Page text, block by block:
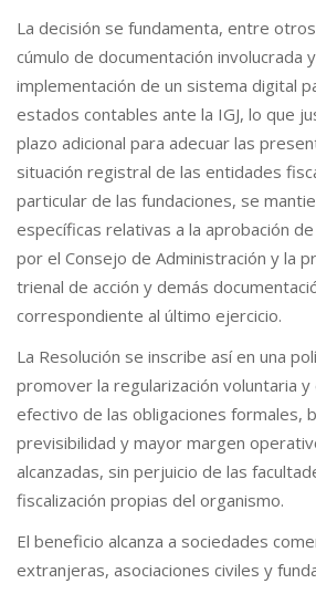
La decisión se fundamenta, entre
cúmulo de documentación involucrada
implementación de un sistema digital
estados contables ante la IGJ, lo que
plazo adicional para adecuar las
situación registral de las entidades
particular de las fundaciones, se
específicas relativas a la aprobación
por el Consejo de Administración y la
trienal de acción y demás
correspondiente al último ejercicio.
La Resolución se inscribe así en una
promover la regularización voluntaria y
efectivo de las obligaciones formales,
previsibilidad y mayor margen
alcanzadas, sin perjuicio de las
fiscalización propias del organismo.
El beneficio alcanza a sociedades
extranjeras, asociaciones civiles y